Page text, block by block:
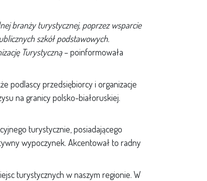
branży turystycznej, poprzez wsparcie
szkół podstawowych.
Turystyczną– poinformowała
podlascy przedsiębiorcy i organizacje
na granicy polsko-białoruskiej.
turystycznie, posiadającego
wypoczynek. Akcentował to radny
turystycznych w naszym regionie. W